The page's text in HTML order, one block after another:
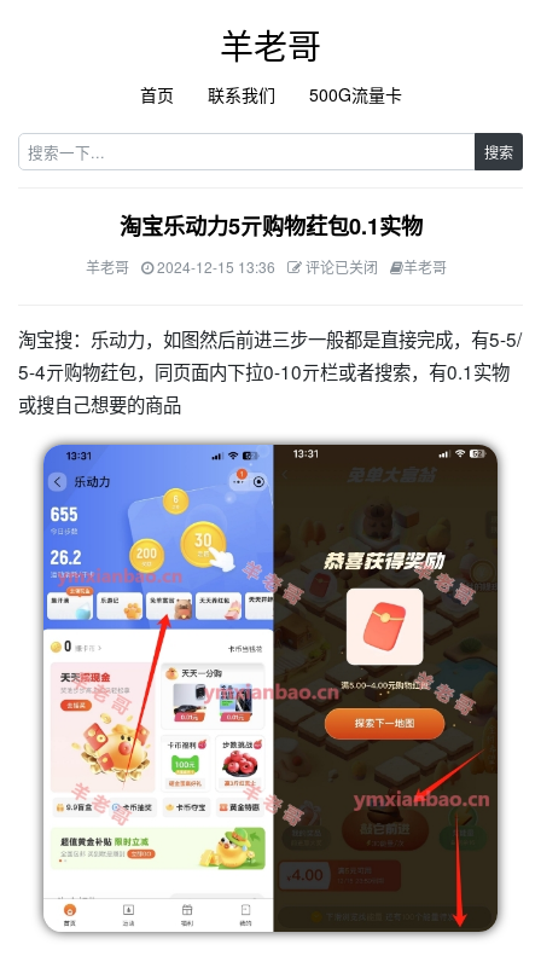
羊老哥
首页 联系我们 500G流量卡
搜索
淘宝乐动力5亓购物荭包0.1实物
羊老哥 2024-12-15 13:36 评论已关闭 羊老哥
淘宝搜：乐动力，如图然后前进三步一般都是直接完成，有5-5/
5-4亓购物荭包，同页面内下拉0-10亓栏或者搜索，有0.1实物
或搜自己想要的商品